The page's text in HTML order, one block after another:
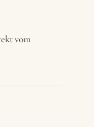
vom